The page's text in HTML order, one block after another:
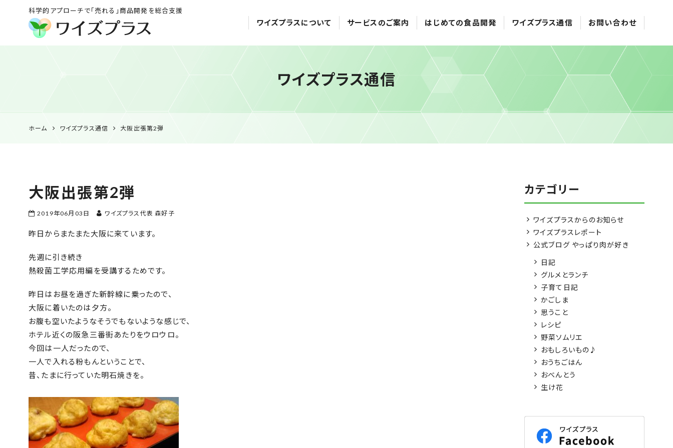
科学的アプローチで「売れる」商品開発を総合支援
HACCP衛生管理・食
品表示の専門コンサル
ワイズプラスについて サービスのご案内 はじめての食品開発 ワイズプラス通信 お問い合わせ
ワイズプラス通信
ホーム ワイズプラス通信 大阪出張第2弾
大阪出張第2弾
2019年06月03日 ワイズプラス代表 森好子
昨日からまたまた大阪に来ています。
先週に引き続き
熱殺菌工学応用編を受講するためです。
昨日はお昼を過ぎた新幹線に乗ったので、
大阪に着いたのは夕方。
お腹も空いたようなそうでもないような感じで、
ホテル近くの阪急三番街あたりをウロウロ。
今回は一人だったので、
一人で入れる粉もんということで、
昔、たまに行っていた明石焼きを。
カテゴリー
ワイズプラスからのお知らせ
ワイズプラスレポート
公式ブログ やっぱり肉が好き
日記
グルメとランチ
子育て日記
かごしま
思うこと
レシピ
野菜ソムリエ
おもしろいもの♪
おうちごはん
おべんとう
生け花